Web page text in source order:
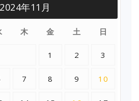
2024年11月
木 金 土 日
1 2 3
7 8 9 10